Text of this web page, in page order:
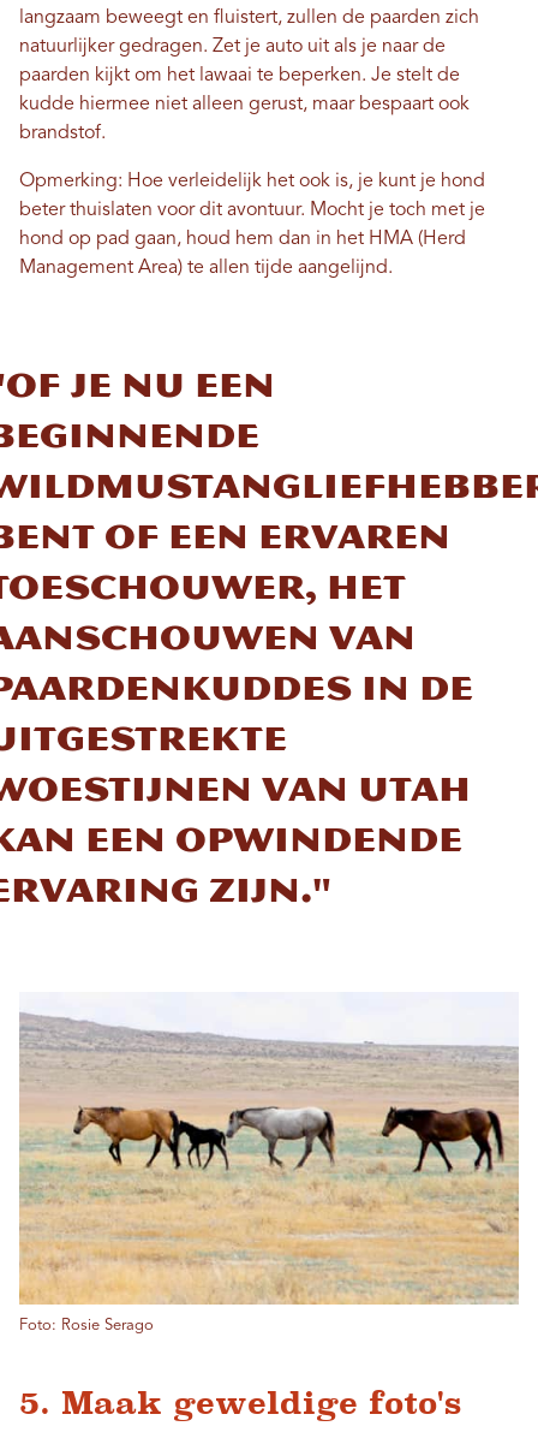
langzaam beweegt en fluistert, zullen de paarden zich
natuurlijker gedragen. Zet je auto uit als je naar de
paarden kijkt om het lawaai te beperken. Je stelt de
kudde hiermee niet alleen gerust, maar bespaart ook
brandstof.
Opmerking: Hoe verleidelijk het ook is, je kunt je hond
beter thuislaten voor dit avontuur. Mocht je toch met je
hond op pad gaan, houd hem dan in het HMA (Herd
Management Area) te allen tijde aangelijnd.
je nu een
of een ervaren
het
van
in de
van Utah
een opwindende
zijn."
Foto: Rosie Serago
5. Maak geweldige foto's